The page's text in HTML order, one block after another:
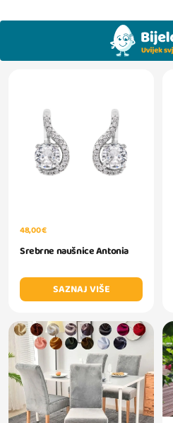
48,00 €
Srebrne naušnice Antonia
SAZNAJ VIŠE